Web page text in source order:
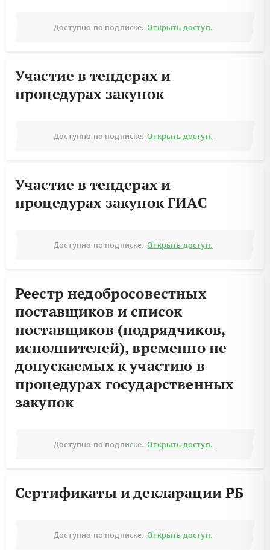
Доступно по подписке. Открыть доступ.
Участие в тендерах и
процедурах закупок
Доступно по подписке. Открыть доступ.
Участие в тендерах и
процедурах закупок ГИАС
Доступно по подписке. Открыть доступ.
Реестр недобросовестных
поставщиков и список
поставщиков (подрядчиков,
исполнителей), временно не
допускаемых к участию в
процедурах государственных
закупок
Доступно по подписке. Открыть доступ.
Сертификаты и декларации РБ
Доступно по подписке. Открыть доступ.